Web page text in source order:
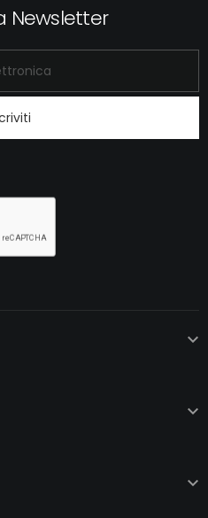
Newsletter


